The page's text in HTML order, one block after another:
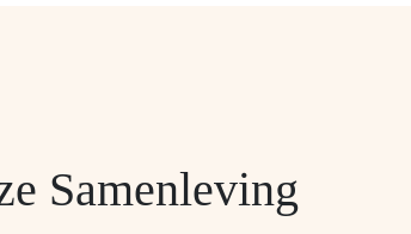
Samenleving